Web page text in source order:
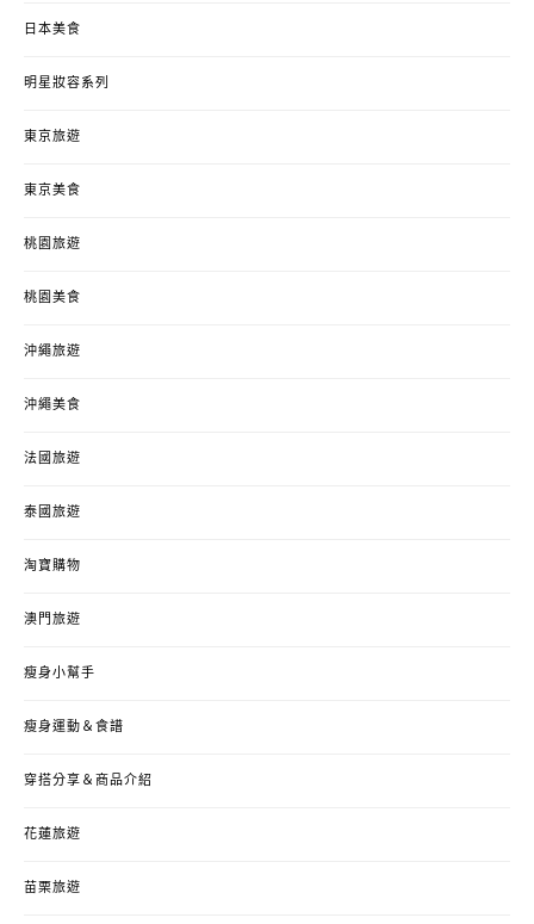
日本美食
明星妝容系列
東京旅遊
東京美食
桃園旅遊
桃園美食
沖繩旅遊
沖繩美食
法國旅遊
泰國旅遊
淘寶購物
澳門旅遊
瘦身小幫手
瘦身運動＆食譜
穿搭分享＆商品介紹
花蓮旅遊
苗栗旅遊